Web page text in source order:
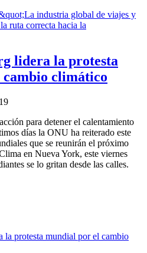
lidera la protesta
climático
para detener el calentamiento
días la ONU ha reiterado este
que se reunirán el próximo
en Nueva York, este viernes
se lo gritan desde las calles.